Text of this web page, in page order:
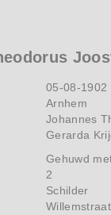
05-08-1902
Arnhem
Johannes
Gerarda
Gehuwd
2
Schilder